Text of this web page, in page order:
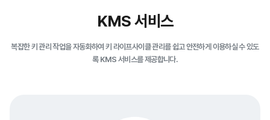
KMS 서비스
복잡한 키 관리 작업을 자동화하여 키 라이프사이클 관리를 쉽고 안전하게 이용하실 수 있도
록 KMS 서비스를 제공합니다.